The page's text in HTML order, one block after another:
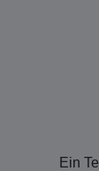
Ein